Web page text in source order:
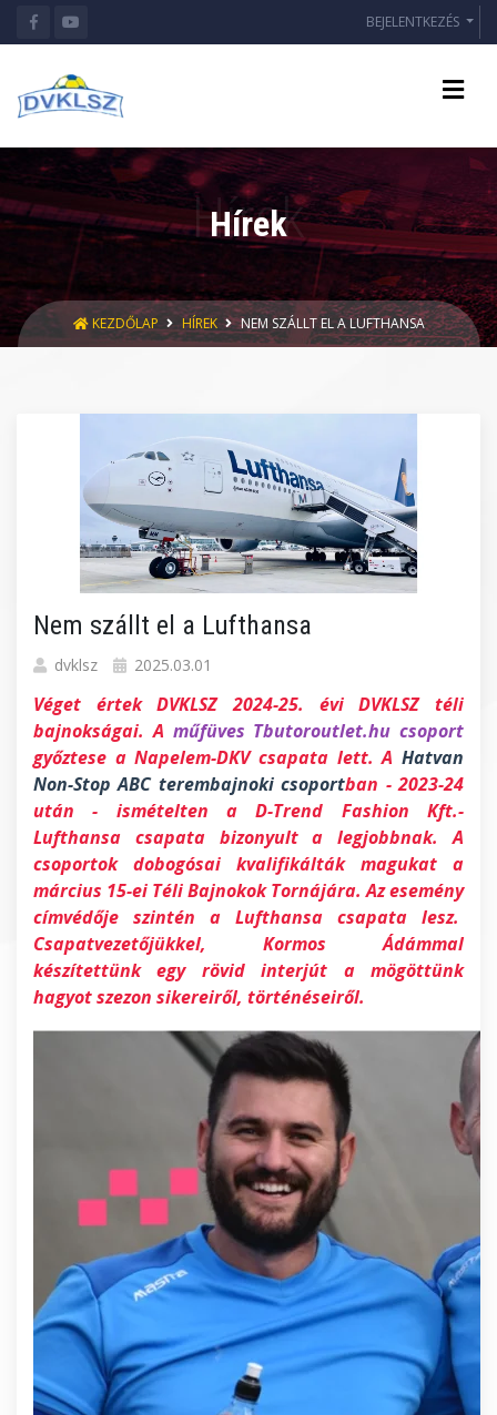
BEJELENTKEZÉS
Hírek
KEZDŐLAP HÍREK NEM SZÁLLT EL A LUFTHANSA
Nem szállt el a Lufthansa
dvklsz 2025.03.01
Véget értek DVKLSZ 2024-25. évi DVKLSZ téli
bajnokságai. A műfüves Tbutoroutlet.hu csoport
győztese a Napelem-DKV csapata lett. A Hatvan
Non-Stop ABC terembajnoki csoportban - 2023-24
után - ismételten a D-Trend Fashion Kft.-
Lufthansa csapata bizonyult a legjobbnak. A
csoportok dobogósai kvalifikálták magukat a
március 15-ei Téli Bajnokok Tornájára. Az esemény
címvédője szintén a Lufthansa csapata lesz.
Csapatvezetőjükkel, Kormos Ádámmal
készítettünk egy rövid interjút a mögöttünk
hagyot szezon sikereiről, történéseiről.